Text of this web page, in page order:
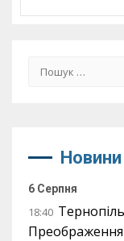
Пошук:
Новини
6 Серпня
18:40